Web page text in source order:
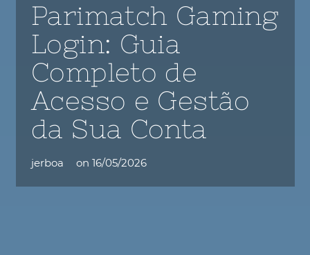
Parimatch Gaming
Login: Guia
Completo de
Acesso e Gestão
da Sua Conta
jerboa on 16/05/2026